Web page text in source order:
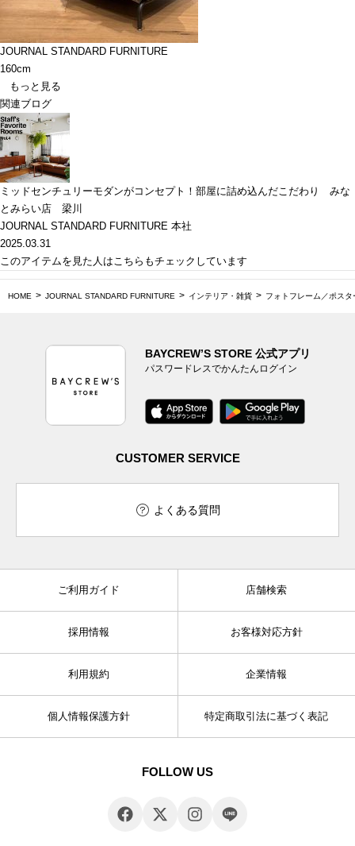
JOURNAL STANDARD FURNITURE
160cm
もっと見る
関連ブログ
ミッドセンチュリーモダンがコンセプト！部屋に詰め込んだこだわり みな
とみらい店 梁川
JOURNAL STANDARD FURNITURE 本社
2025.03.31
このアイテムを見た人はこちらもチェックしています
HOME JOURNAL STANDARD FURNITURE インテリア・雑貨 フォトフレーム／ポス
BAYCREW’S STORE 公式アプリ
パスワードレスでかんたんログイン
CUSTOMER SERVICE
よくある質問
ご利用ガイド 店舗検索
採用情報 お客様対応方針
利用規約 企業情報
個人情報保護方針 特定商取引法に基づく表記
FOLLOW US